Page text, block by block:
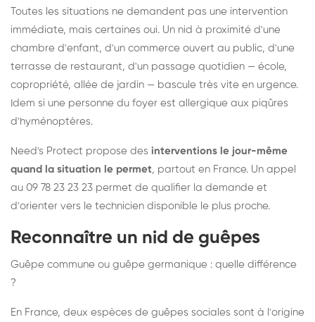
Toutes les situations ne demandent pas une intervention
immédiate, mais certaines oui. Un nid à proximité d'une
chambre d'enfant, d'un commerce ouvert au public, d'une
terrasse de restaurant, d'un passage quotidien — école,
copropriété, allée de jardin — bascule très vite en urgence.
Idem si une personne du foyer est allergique aux piqûres
d'hyménoptères.
Need's Protect propose des interventions le jour-même
quand la situation le permet, partout en France. Un appel
au 09 78 23 23 23 permet de qualifier la demande et
d'orienter vers le technicien disponible le plus proche.
Reconnaître un nid de guêpes
Guêpe commune ou guêpe germanique : quelle différence
?
En France, deux espèces de guêpes sociales sont à l'origine